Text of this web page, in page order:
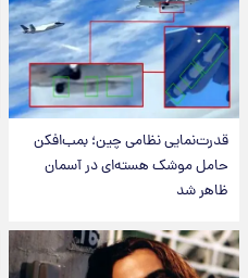
قدرت‌نمایی نظامی چین؛ بمب‌افکن
حامل موشک هسته‌ای در آسمان
ظاهر شد